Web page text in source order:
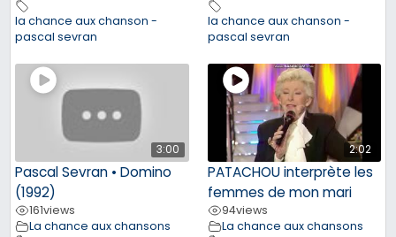
la chance aux chanson -
pascal sevran
la chance aux chanson -
pascal sevran
3:00
Pascal Sevran • Domino
(1992)
161views
La chance aux chansons
2:02
PATACHOU interprète les
femmes de mon mari
94views
La chance aux chansons